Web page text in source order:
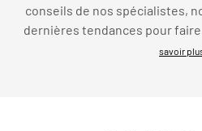
conseils de nos spécialistes,
dernières tendances pour
savoir